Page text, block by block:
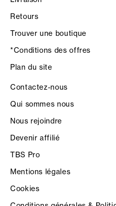
Retours
Trouver une boutique
*Conditions des offres
Plan du site
Contactez-nous
Qui sommes nous
Nous rejoindre
Devenir affilié
TBS Pro
Mentions légales
Cookies